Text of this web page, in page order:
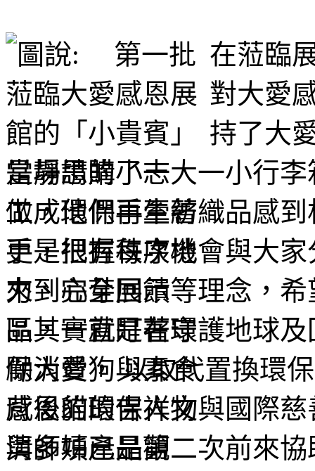
在蒞臨
對大愛
持了大
當場請購了一大一小行
做成環保再生紡織品感
更是把握每次機會與大
力、完全回饋等理念，
品其實就是在守護地球
勵消費， 以取代置換環
背後的環保人文與國際
清師姊已是第二次前來